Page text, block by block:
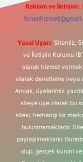
Reklam ve İletişim:
Yasal Uyarı: Sitemiz,
ve İletişim Kurumu
olarak hizmet
olarak denetleme veya
Ancak, üyelerimiz
siteye üye olarak bu
sitesi, herhangi bir
bulunmamaktadır.
paylaşılmaktadır.
olup, gerçek kurum ve